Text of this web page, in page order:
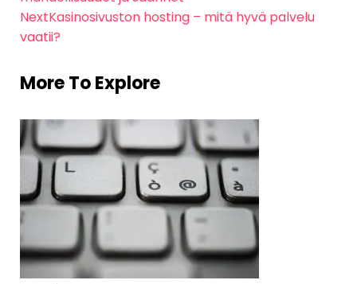
NextKasinosivuston hosting – mitä hyvä palvelu
vaatii?
More To Explore